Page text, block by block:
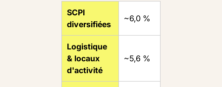
SCPI
diversifiées
~6,0 %
Logistique
& locaux
d'activité
~5,6 %